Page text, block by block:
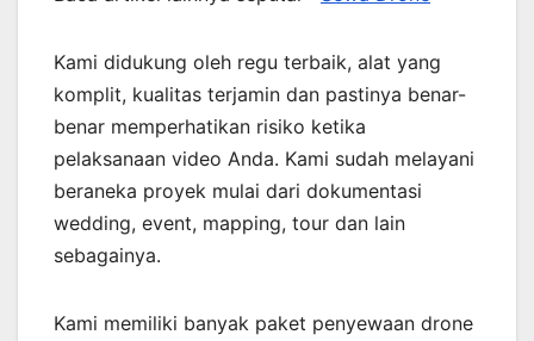
Kami didukung oleh regu terbaik, alat yang
komplit, kualitas terjamin dan pastinya benar-
benar memperhatikan risiko ketika
pelaksanaan video Anda. Kami sudah melayani
beraneka proyek mulai dari dokumentasi
wedding, event, mapping, tour dan lain
sebagainya.
Kami memiliki banyak paket penyewaan drone